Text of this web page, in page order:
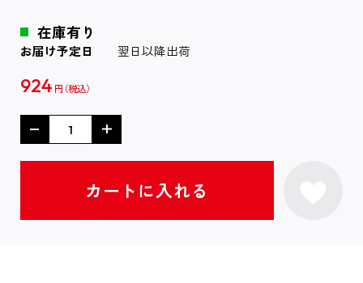
在庫有り
お届け予定日 翌日以降出荷
924 円